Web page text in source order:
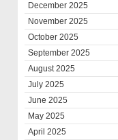
December 2025
November 2025
October 2025
September 2025
August 2025
July 2025
June 2025
May 2025
April 2025